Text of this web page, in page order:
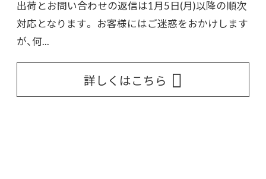
出荷とお問い合わせの返信は1月5日(月)以降の順次
対応となります。 お客様にはご迷惑をおかけします
が、何...
詳しくはこちら